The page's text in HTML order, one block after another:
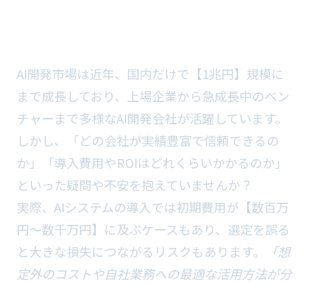
AI開発市場は近年、国内だけで【1兆円】規模に
まで成長しており、上場企業から急成長中のベン
チャーまで多様なAI開発会社が活躍しています。
しかし、「どの会社が実績豊富で信頼できるの
か」「導入費用やROIはどれくらいかかるのか」
といった疑問や不安を抱えていませんか？
実際、AIシステムの導入では初期費用が【数百万
円～数千万円】に及ぶケースもあり、選定を誤る
と大きな損失につながるリスクもあります。
「想
定外のコストや自社業務への最適な活用方法が分